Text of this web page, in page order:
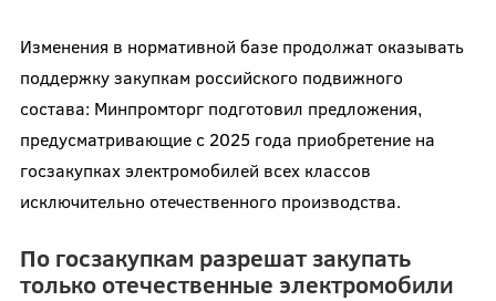
Изменения в нормативной базе продолжат оказывать
поддержку закупкам российского подвижного
состава: Минпромторг подготовил предложения,
предусматривающие с 2025 года приобретение на
госзакупках электромобилей всех классов
исключительно отечественного производства.
По госзакупкам разрешат закупать
только отечественные электромобили